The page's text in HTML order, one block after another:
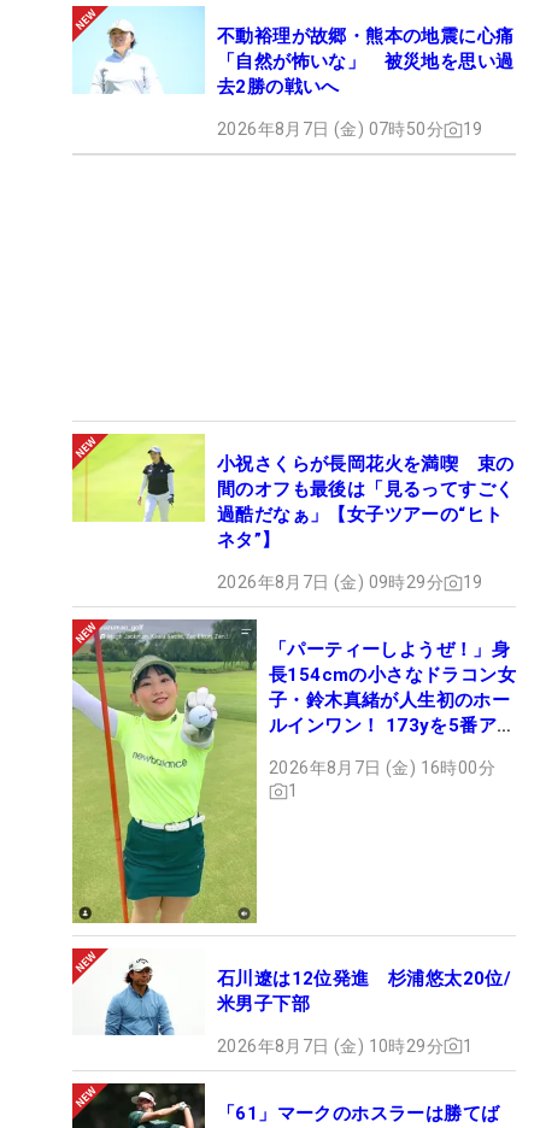
不動裕理が故郷・熊本の地震に心痛
「自然が怖いな」 被災地を思い過
去2勝の戦いへ
2026年8月7日 (金) 07時50分 19
小祝さくらが長岡花火を満喫 束の
間のオフも最後は「見るってすごく
過酷だなぁ」【女子ツアーの“ヒト
ネタ”】
2026年8月7日 (金) 09時29分 19
「パーティーしようぜ！」身
長154cmの小さなドラコン女
子・鈴木真緒が人生初のホー
ルインワン！ 173yを5番アイ
2026年8月7日 (金) 16時00分
1
石川遼は12位発進 杉浦悠太20位/
米男子下部
2026年8月7日 (金) 10時29分 1
「61」マークのホスラーは勝てば